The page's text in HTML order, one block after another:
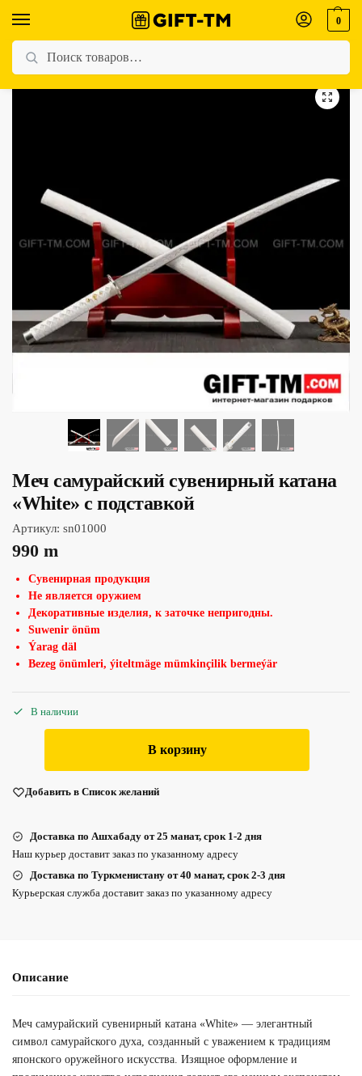
0
Главная Магазин / Все товары
Меч самурайский сувенирный катана
«White» с подставкой
Артикул: sn01000
990 m
Сувенирная продукция
Не является оружием
Декоративные изделия, к заточке непригодны.
Suwenir önüm
Ýarag däl
Bezeg önümleri, ýiteltmäge mümkinçilik bermeýär
В наличии
В корзину
Добавить в Список желаний
Доставка по Ашхабаду от 25 манат, срок 1-2 дня
Наш курьер доставит заказ по указанному адресу
Доставка по Туркменистану от 40 манат, срок 2-3 дня
Курьерская служба доставит заказ по указанному адресу
Описание
Меч самурайский сувенирный катана «White» — элегантный
символ самурайского духа, созданный с уважением к традициям
японского оружейного искусства. Изящное оформление и